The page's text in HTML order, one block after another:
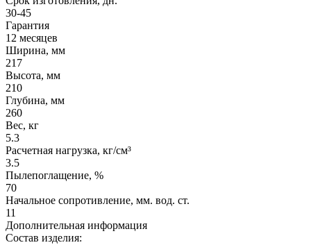
30-45
Гарантия
12 месяцев
Ширина, мм
217
Высота, мм
210
Глубина, мм
260
Вес, кг
5.3
Расчетная нагрузка, кг/см³
3.5
Пылепоглащение, %
70
Начальное сопротивление, мм. вод. ст.
11
Дополнительная информация
Состав изделия: